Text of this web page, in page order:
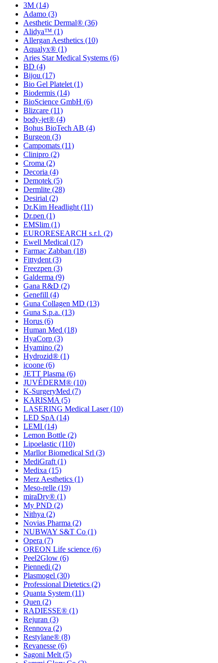
3M (14)
Adamo (3)
Aesthetic Dermal® (36)
Alidya™ (1)
Allergan Aesthetics (10)
Aqualyx® (1)
Aries Star Medical Systems (6)
BD (4)
Bijou (17)
Bio Gel Platelet (1)
Biodermis (14)
BioScience GmbH (6)
Blizcare (11)
body-jet® (4)
Bohus BioTech AB (4)
Burgeon (3)
Campomats (11)
Clinipro (2)
Croma (2)
Decoria (4)
Demotek (5)
Dermlite (28)
Desirial (2)
Dr.Kim Headlight (11)
Dr.pen (1)
EMSlim (1)
EURORESEARCH s.r.l. (2)
Ewell Medical (17)
Farmac Zabban (18)
Fittydent (3)
Freezpen (3)
Galderma (9)
Gana R&D (2)
Genefill (4)
Guna Collagen MD (13)
Guna S.p.a. (13)
Horus (6)
Human Med (18)
HyaCorp (3)
Hyamino (2)
Hydrozid® (1)
icoone (6)
JETT Plasma (6)
JUVÉDERM® (10)
K-SurgeryMed (7)
KARISMA (5)
LASERING Medical Laser(10)
LED SpA (14)
LEMI (14)
Lemon Bottle (2)
Lipoelastic (110)
Marllor Biomedical Srl (3)
MediGraft (1)
Medixa (15)
Merz Aesthetics (1)
Meso-relle (19)
miraDry® (1)
My PND (2)
Nithya (2)
Novias Pharma (2)
NUBWAY S&T Co (1)
Opera (7)
OREON Life science (6)
Peel2Glow (6)
Piennedi (2)
Plasmogel (30)
Professional Dietetics (2)
Quanta System (11)
Quen (2)
RADIESSE® (1)
Rejuran (3)
Rennova (2)
Restylane® (8)
Revanesse (6)
Sagoni Melt (5)